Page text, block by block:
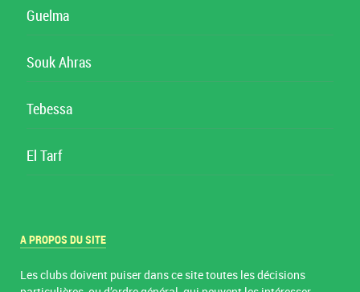
Guelma
Souk Ahras
Tebessa
El Tarf
A PROPOS DU SITE
Les clubs doivent puiser dans ce site toutes les décisions